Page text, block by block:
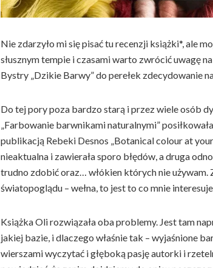
Nie zdarzyło mi się pisać tu recenzji książki*, ale
słusznym tempie i czasami warto zwrócić uwagę
Bystry „Dzikie Barwy” do perełek zdecydowanie
Do tej pory poza bardzo starą i przez wiele osób
„Farbowanie barwnikami naturalnymi”
publikacją Rebeki Desnos „Botanical colour at
nieaktualna i zawierała sporo błędów, a druga
trudno zdobić oraz… włókien których nie używam.
światopoglądu – wełna, to jest to co mnie
Książka Oli rozwiązała oba problemy. Jest tam
jakiej bazie, i dlaczego właśnie tak – wyjaśnione
wierszami wyczytać i głęboką pasję autorki i